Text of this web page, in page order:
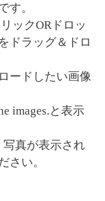
す。
ックORドロッ
ドラッグ＆ドロ
ードしたい画像
images.と表示
写真が表示され
さい。